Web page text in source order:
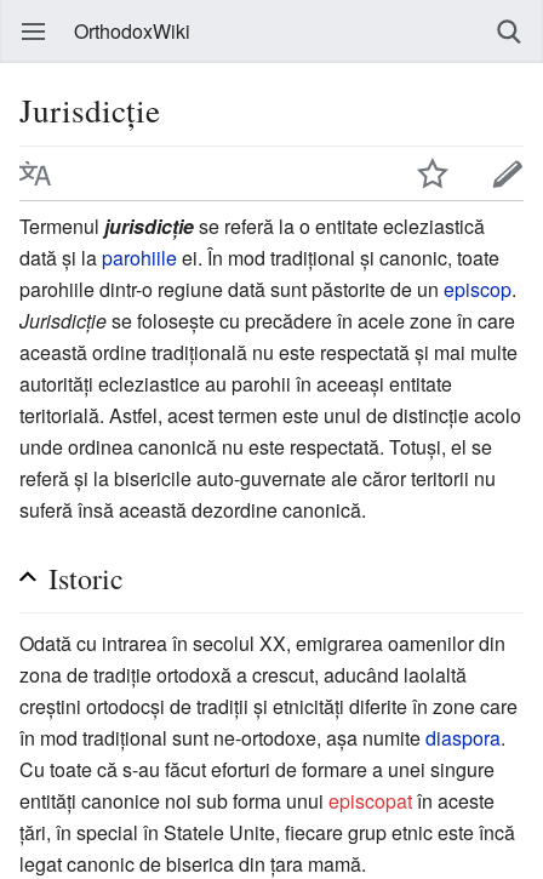
OrthodoxWiki
Jurisdicție
Termenul jurisdicțiese referă la o entitate ecleziastică
dată și laparohiileei. În mod tradițional și canonic, toate
parohiile dintr-o regiune dată sunt păstorite de un episcop.
Jurisdicțiese folosește cu precădere în acele zone în care
această ordine tradițională nu este respectată și mai multe
autorități ecleziastice au parohii în aceeași entitate
teritorială. Astfel, acest termen este unul de distincție acolo
unde ordinea canonică nu este respectată. Totuși, el se
referă și la bisericile auto-guvernate ale căror teritorii nu
suferă însă această dezordine canonică.
Istoric
Odată cu intrarea în secolul XX, emigrarea oamenilor din
zona de tradiție ortodoxă a crescut, aducând laolaltă
creștini ortodocși de tradiții și etnicități diferite în zone care
în mod tradițional sunt ne-ortodoxe, așa numitediaspora.
Cu toate că s-au făcut eforturi de formare a unei singure
entități canonice noi sub forma unui episcopatîn aceste
țări, în special în Statele Unite, fiecare grup etnic este încă
legat canonic de biserica din țara mamă.